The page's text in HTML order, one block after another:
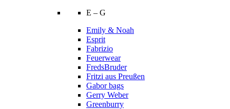
E – G
Emily & Noah
Esprit
Fabrizio
Feuerwear
FredsBruder
Fritzi aus Preußen
Gabor bags
Gerry Weber
Greenburry